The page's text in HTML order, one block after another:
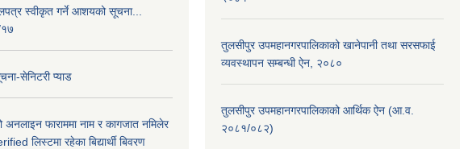
स्वीकृत गर्ने आशयको सूचना...
सेनिटरी प्याड
अनलाइन फाराममा नाम र कागजात नमिलेर
लिस्टमा रहेका बिद्यार्थी बिवरण
तुलसीपुर उपमहानगरपालिकाको खानेपानी तथा सरसफाई
व्यवस्थापन सम्बन्धी ऐन, २०८०
तुलसीपुर उपमहानगरपालिकाको आर्थिक ऐन (आ.व.
२०८१/०८२)